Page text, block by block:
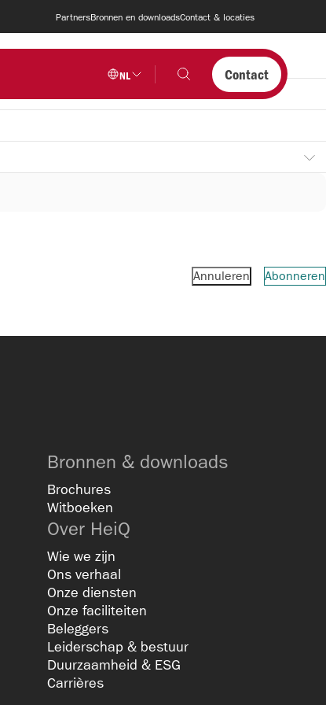
PartnersBronnen en downloadsContact & locaties
NL Contact
Bronnen & downloads
Brochures
Witboeken
Over HeiQ
Wie we zijn
Ons verhaal
Onze diensten
Onze faciliteiten
Beleggers
Leiderschap & bestuur
Duurzaamheid & ESG
Carrières